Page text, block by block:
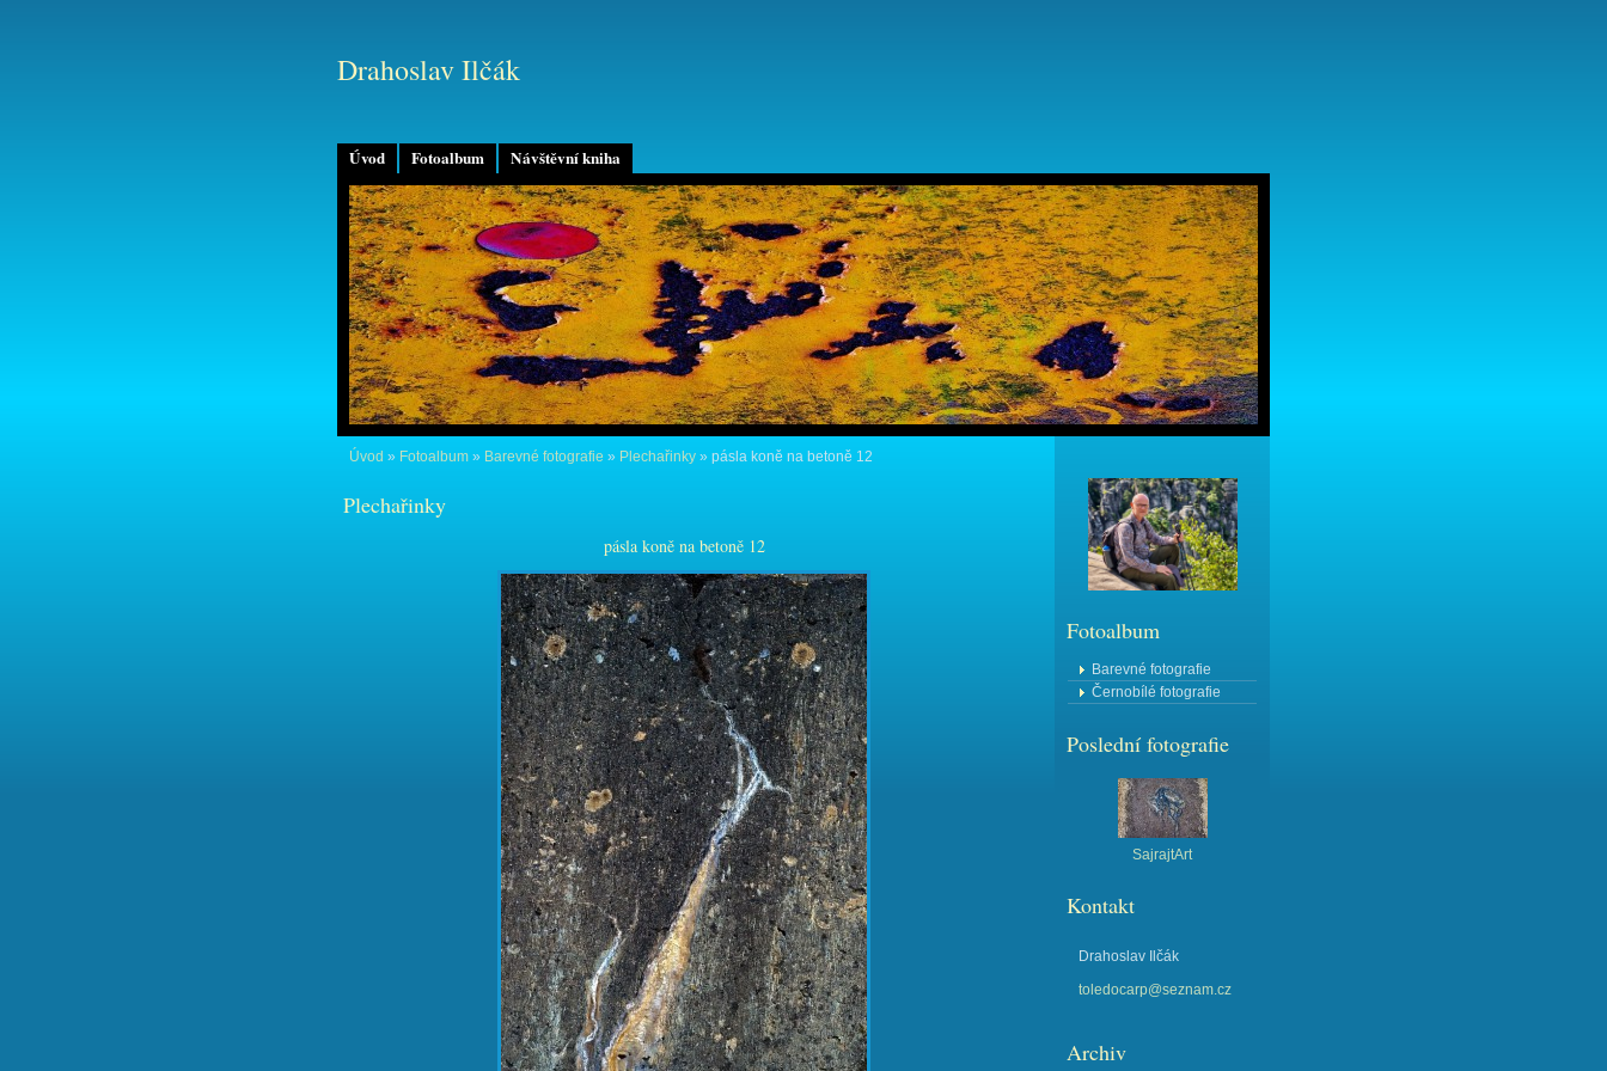
Úvod Fotoalbum Návštěvní kniha
Drahoslav Ilčák
Úvod » Fotoalbum » Barevné fotografie » Plechařinky » pásla koně na betoně 12
Plechařinky
pásla koně na betoně 12
Fotoalbum
Barevné fotografie
Černobílé fotografie
Poslední fotografie
SajrajtArt
Kontakt
Drahoslav Ilčák
toledocarp@seznam.cz
Archiv